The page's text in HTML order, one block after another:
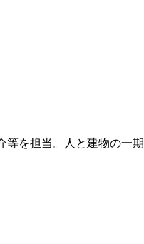
等を担当。人と建物の一期